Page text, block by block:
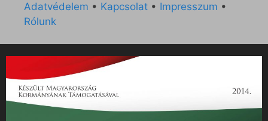
Adatvédelem • Kapcsolat • Impresszum •
Rólunk